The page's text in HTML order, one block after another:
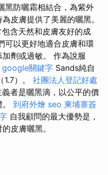
黑防曬霜相結合，為紫外
皮膚提供了美麗的曬黑。
含天然和皮膚友好的成
可以更好地適合皮膚和環
劑或過敏。 作為說服
google關鍵字 Sands純自
）。 社團法人登記好處
者是曬黑滴，以公平的價
到府外燴 seo 柬埔寨簽
自我顧問的最大優勢是，
皮膚曬黑。